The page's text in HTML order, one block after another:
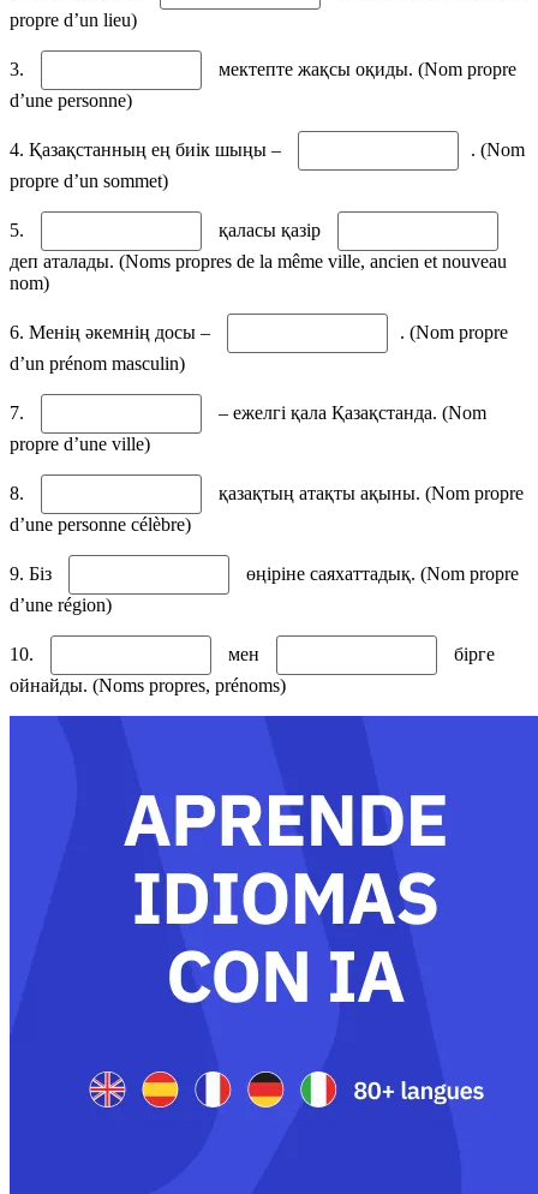
propre d’un lieu)
3.
мектепте жақсы оқиды. (Nom propre
d’une personne)
4. Қазақстанның ең биік шыңы –
. (Nom
propre d’un sommet)
5.
қаласы қазір
деп аталады. (Noms propres de la même ville, ancien et nouveau
nom)
6. Менің әкемнің досы –
. (Nom propre
d’un prénom masculin)
7.
– ежелгі қала Қазақстанда. (Nom
propre d’une ville)
8.
қазақтың атақты ақыны. (Nom propre
d’une personne célèbre)
9. Біз
өңіріне саяхаттадық. (Nom propre
d’une région)
10. мен
бірге
ойнайды. (Noms propres, prénoms)